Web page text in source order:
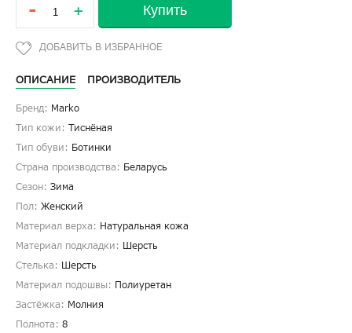
- + Купить
ОПИСАНИЕ ПРОИЗВОДИТЕЛЬ
Бренд: Marko
Тип кожи: Тиснёная
Тип обуви: Ботинки
Страна производства: Беларусь
Сезон: Зима
Пол: Женский
Материал верха: Натуральная кожа
Материал подкладки: Шерсть
Стелька: Шерсть
Материал подошвы: Полиуретан
Застёжка: Молния
Полнота: 8